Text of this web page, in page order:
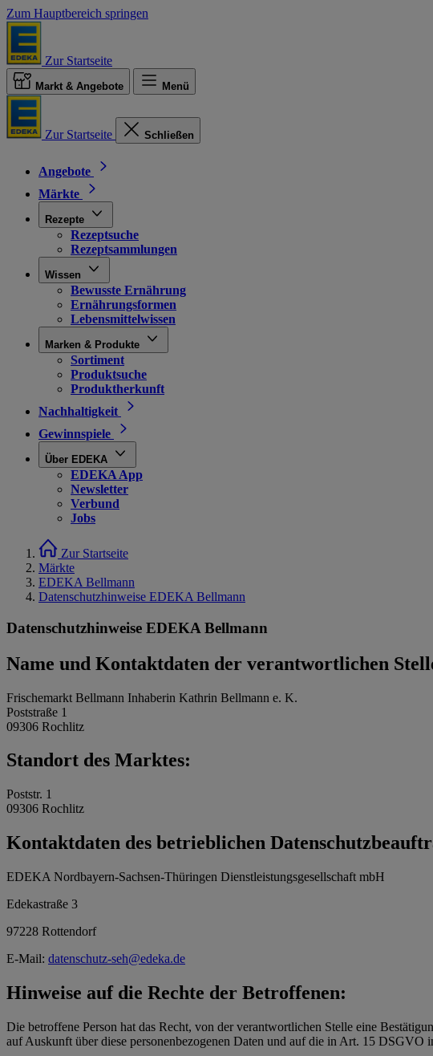
Zum Hauptbereich springen
Zur Startseite
Markt & Angebote Menü
Zur Startseite Schließen
Angebote
Märkte
Rezepte
Rezeptsuche
Rezeptsammlungen
Wissen
Bewusste Ernährung
Ernährungsformen
Lebensmittelwissen
Marken & Produkte
Sortiment
Produktsuche
Produktherkunft
Nachhaltigkeit
Gewinnspiele
Über EDEKA
EDEKA App
Newsletter
Verbund
Jobs
Zur Startseite
Märkte
EDEKA Bellmann
Datenschutzhinweise EDEKA Bellmann
Datenschutzhinweise EDEKA Bellmann
Name und Kontaktdaten der verantwortlichen
Frischemarkt Bellmann Inhaberin Kathrin Bellmann e. K.
Poststraße 1
09306 Rochlitz
Standort des Marktes:
Poststr. 1
09306 Rochlitz
Kontaktdaten des betrieblichen
EDEKA Nordbayern-Sachsen-Thüringen Dienstleistungsgesellschaft mbH
Edekastraße 3
97228 Rottendorf
E-Mail: datenschutz-seh@edeka.de
Hinweise auf die Rechte der Betroffenen:
Die betroffene Person hat das Recht, von der verantwortlichen Stelle eine
auf Auskunft über diese personenbezogenen Daten und auf die in Art. 15 DSGVO